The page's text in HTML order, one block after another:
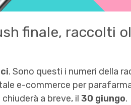
finale, raccolti
. Sono questi i numeri della
e-commerce per
a breve, il 30 giungo.